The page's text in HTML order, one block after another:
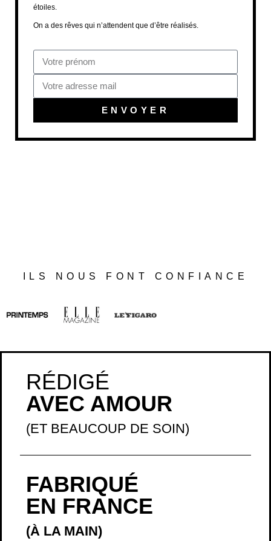
étoiles.
On a des rêves qui n’attendent que d’être réalisés.
ENVOYER
ILS NOUS FONT CONFIANCE
RÉDIGÉ
AVEC AMOUR
(ET BEAUCOUP DE SOIN)
FABRIQUÉ
EN FRANCE
(À LA MAIN)